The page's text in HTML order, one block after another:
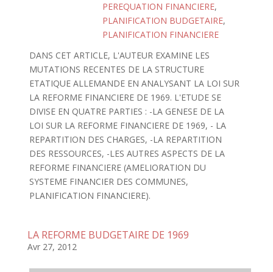
PEREQUATION FINANCIERE,
PLANIFICATION BUDGETAIRE,
PLANIFICATION FINANCIERE
DANS CET ARTICLE, L'AUTEUR EXAMINE LES
MUTATIONS RECENTES DE LA STRUCTURE
ETATIQUE ALLEMANDE EN ANALYSANT LA LOI SUR
LA REFORME FINANCIERE DE 1969. L'ETUDE SE
DIVISE EN QUATRE PARTIES : -LA GENESE DE LA
LOI SUR LA REFORME FINANCIERE DE 1969, - LA
REPARTITION DES CHARGES, -LA REPARTITION
DES RESSOURCES, -LES AUTRES ASPECTS DE LA
REFORME FINANCIERE (AMELIORATION DU
SYSTEME FINANCIER DES COMMUNES,
PLANIFICATION FINANCIERE).
LA REFORME BUDGETAIRE DE 1969
Avr 27, 2012